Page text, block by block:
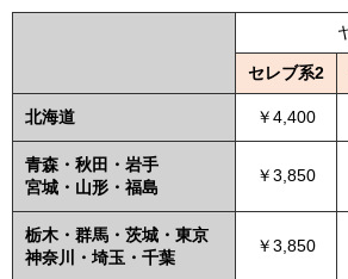
セレブ系2
北海道 ￥4,400
青森・秋田・岩手
宮城・山形・福島
￥3,850
栃木・群馬・茨城・東京
神奈川・埼玉・千葉
￥3,850